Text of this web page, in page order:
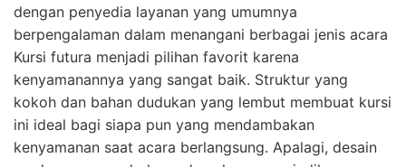
dengan penyedia layanan yang umumnya
berpengalaman dalam menangani berbagai jenis acara
Kursi futura menjadi pilihan favorit karena
kenyamanannya yang sangat baik. Struktur yang
kokoh dan bahan dudukan yang lembut membuat kursi
ini ideal bagi siapa pun yang mendambakan
kenyamanan saat acara berlangsung. Apalagi, desain